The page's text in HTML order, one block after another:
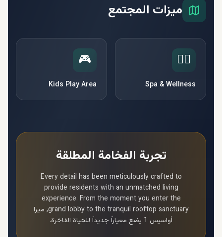
ميزات المجتمع
🧘‍♀️
Spa & Wellness
🎮
Kids Play Area
تجربة الفخامة المطلقة
Every detail has been meticulously crafted to
provide residents with an unmatched living
experience. From the moment you enter the
grand lobby to the tranquil rooftop sanctuary, ميرا
أواسيس 1
يضع معياراً جديداً للحياة الفاخرة.